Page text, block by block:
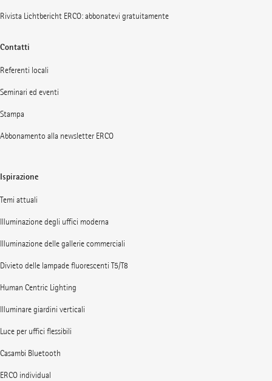
Rivista Lichtbericht ERCO: abbonatevi gratuitamente
Contatti
Referenti locali
Seminari ed eventi
Stampa
Abbonamento alla newsletter ERCO
Ispirazione
Temi attuali
Illuminazione degli uffici moderna
Illuminazione delle gallerie commerciali
Divieto delle lampade fluorescenti T5/T8
Human Centric Lighting
Illuminare giardini verticali
Luce per uffici flessibili
Casambi Bluetooth
ERCO individual